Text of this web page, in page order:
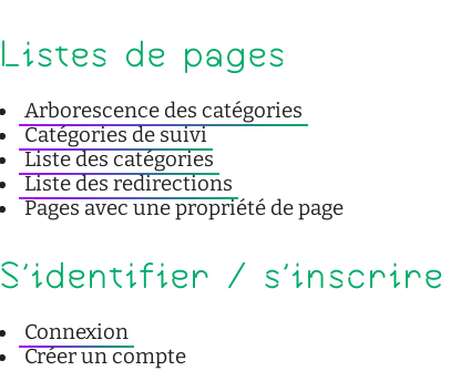
Listes de pages
Arborescence des catégories
Catégories de suivi
Liste des catégories
Liste des redirections
Pages avec une propriété de page
S'identifier / s'inscrire
Connexion
Créer un compte